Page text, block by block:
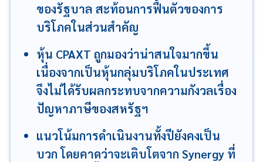
ของรัฐบาล สะท้อนการฟื้นตัวของการ
บริโภคในส่วนสำคัญ
หุ้น CPAXT ถูกมองว่าน่าสนใจมากขึ้น
เนื่องจากเป็นหุ้นกลุ่มบริโภคในประเทศ
จึงไม่ได้รับผลกระทบจากความกังวลเรื่อง
ปัญหาภาษีของสหรัฐฯ
แนวโน้มการดำเนินงานทั้งปียังคงเป็น
บวก โดยคาดว่าจะเติบโตจาก Synergy ที่